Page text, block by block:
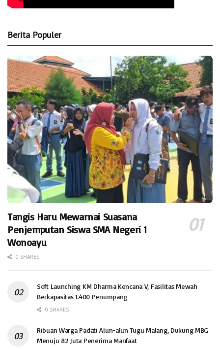
Berita Populer
Tangis Haru Mewarnai Suasana
Penjemputan Siswa SMA Negeri 1
Wonoayu
0 SHARES
Soft Launching KM Dharma Kencana V, Fasilitas Mewah
Berkapasitas 1.400 Penumpang
0 SHARES
Ribuan Warga Padati Alun-alun Tugu Malang, Dukung MBG
Menuju 82 Juta Penerima Manfaat